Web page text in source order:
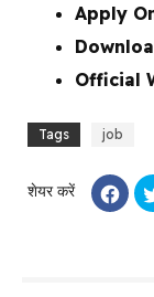
Apply
Official
Tags job
शेयर करें